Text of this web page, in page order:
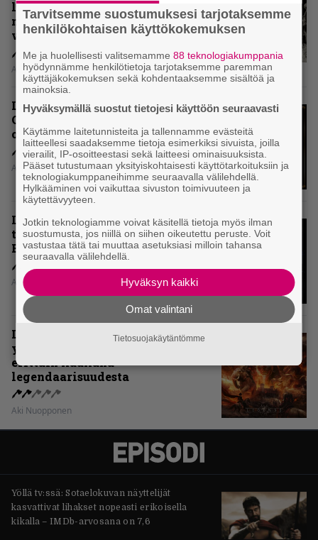
levytyksen jälkeen ei voi
mitenkään täyttää odotuksia. Vai
voiko?
Aki Nuopponen
Levyarvio: Dirkschneider & The
Old Gang -albumista ei aina tiedä,
onko se tosissaan tehty vai ei
Aki Nuopponen
Levyarvio: Onko Steelbound jo
täydellisintä mahdollista Battle
Beastia?
Aki Nuopponen
Levyarvio: Sabaton on
yhdennellätoista albumillaan
erittäin kaukana
legendaarisuudesta
Aki Nuopponen
Yöllä tv:ssä: Sotaelokuvan näyttelijät
kasvattivat lihakset nopeasti erikoisella
kikalla – IMDb-arvosana on 7,6
Tarvitsemme suostumuksesi tarjotaksemme
henkilökohtaisen käyttökokemuksen
Me ja huolellisesti valitsemamme88 teknologiakumppania
hyödynnämme henkilötietoja tarjotaksemme paremman
käyttäjäkokemuksen sekä kohdentaaksemme sisältöä ja
mainoksia.
Hyväksymällä suostut tietojesi käyttöön seuraavasti
Käytämme laitetunnisteita ja tallennamme evästeitä
laitteellesi saadaksemme tietoja esimerkiksi sivuista, joilla
vierailit, IP-osoitteestasi sekä laitteesi ominaisuuksista.
Pääset tutustumaan yksityiskohtaisesti käyttötarkoituksiin ja
teknologiakumppaneihimme seuraavalla välilehdellä.
Hylkääminen voi vaikuttaa sivuston toimivuuteen ja
käytettävyyteen.
Jotkin teknologiamme voivat käsitellä tietoja myös ilman
suostumusta, jos niillä on siihen oikeutettu peruste. Voit
vastustaa tätä tai muuttaa asetuksiasi milloin tahansa
seuraavalla välilehdellä.
Hyväksyn kaikki
Omat valintani
Tietosuojakäytäntömme